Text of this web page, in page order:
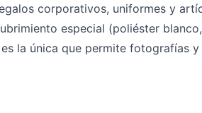
corporativos, uniformes y
especial (poliéster
la única que permite fotografías